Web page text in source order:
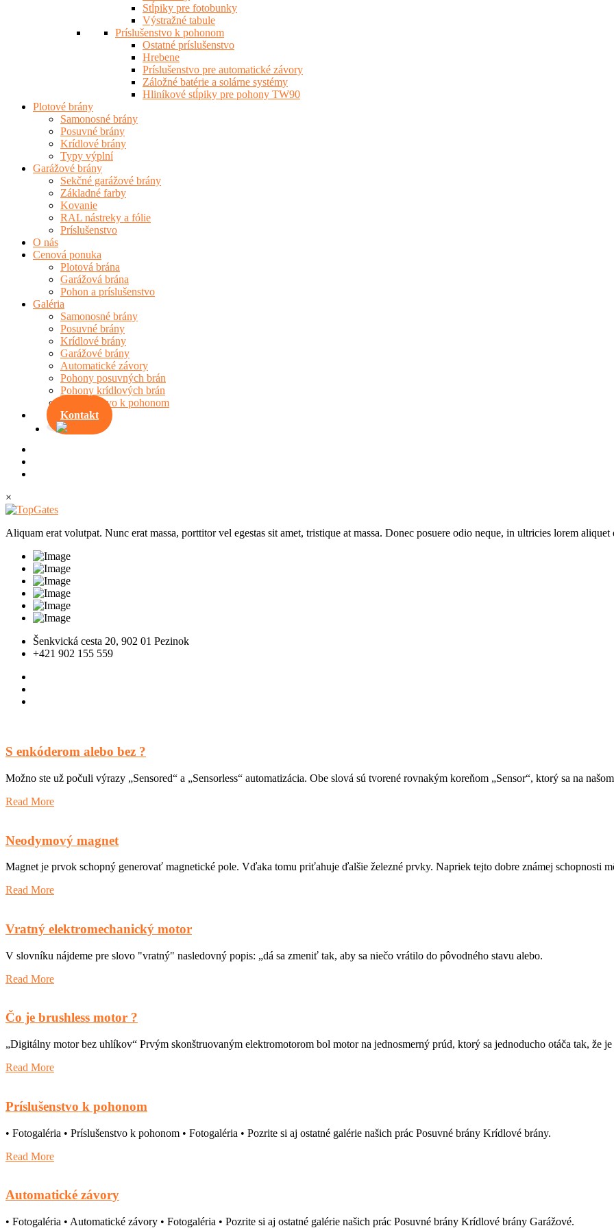
Stĺpiky pre fotobunky
Výstražné tabule
Príslušenstvo k pohonom
Ostatné príslušenstvo
Hrebene
Príslušenstvo pre automatické závory
Záložné batérie a solárne systémy
Hliníkové stĺpiky pre pohony TW90
Plotové brány
Samonosné brány
Posuvné brány
Krídlové brány
Typy výplní
Garážové brány
Sekčné garážové brány
Základné farby
Kovanie
RAL nástreky a fólie
Príslušenstvo
O nás
Cenová ponuka
Plotová brána
Garážová brána
Pohon a príslušenstvo
Galéria
Samonosné brány
Posuvné brány
Krídlové brány
Garážové brány
Automatické závory
Pohony posuvných brán
Pohony krídlových brán
Príslušenstvo k pohonom
Kontakt
×
Aliquam erat volutpat. Nunc erat massa, porttitor vel egestas sit amet, tristique at massa. Donec posuere odio neque, in ultricies lorem
Šenkvická cesta 20, 902 01 Pezinok
+421 902 155 559
S enkóderom alebo bez ?
Možno ste už počuli výrazy „Sensored“ a „Sensorless“ automatizácia. Obe slová sú tvorené rovnakým koreňom „Sensor“, ktorý sa na
Read More
Neodymový magnet
Magnet je prvok schopný generovať magnetické pole. Vďaka tomu priťahuje ďalšie železné prvky. Napriek tejto dobre známej schopnosti
Read More
Vratný elektromechanický motor
V slovníku nájdeme pre slovo "vratný" nasledovný popis: „dá sa zmeniť tak, aby sa niečo vrátilo do pôvodného stavu alebo.
Read More
Čo je brushless motor ?
„Digitálny motor bez uhlíkov“ Prvým skonštruovaným elektromotorom bol motor na jednosmerný prúd, ktorý sa jednoducho otáča tak, že je
Read More
Príslušenstvo k pohonom
• Fotogaléria • Príslušenstvo k pohonom • Fotogaléria • Pozrite si aj ostatné galérie našich prác Posuvné brány Krídlové brány.
Read More
Automatické závory
• Fotogaléria • Automatické závory • Fotogaléria • Pozrite si aj ostatné galérie našich prác Posuvné brány Krídlové brány Garážové.